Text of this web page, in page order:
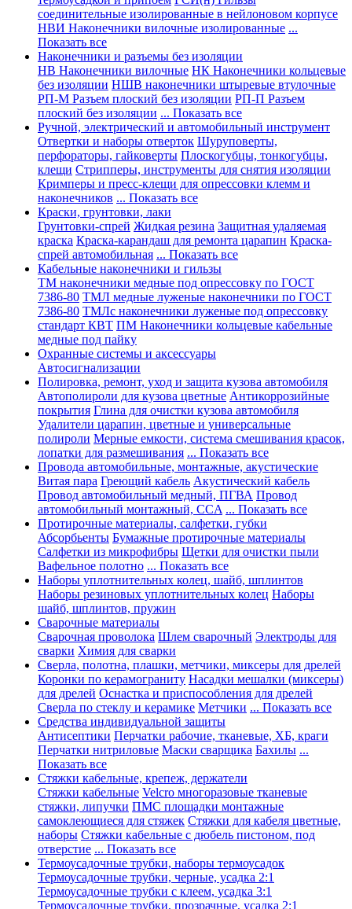
соединительные изолированные в нейлоновом корпусе
НВИ Наконечники вилочные изолированные ...
Показать все
Наконечники и разъемы без изоляции
НВ Наконечники вилочные НК Наконечники кольцевые
без изоляции НШВ наконечники штыревые втулочные
РП-М Разъем плоский без изоляции РП-П Разъем
плоский без изоляции ... Показать все
Ручной, электрический и автомобильный инструмент
Отвертки и наборы отверток Шуруповерты,
перфораторы, гайковерты Плоскогубцы, тонкогубцы,
клещи Стрипперы, инструменты для снятия изоляции
Кримперы и пресс-клещи для опрессовки клемм и
наконечников ... Показать все
Краски, грунтовки, лаки
Грунтовки-спрей Жидкая резина Защитная удаляемая
краска Краска-карандаш для ремонта царапин Краска-
спрей автомобильная ... Показать все
Кабельные наконечники и гильзы
ТМ наконечники медные под опрессовку по ГОСТ
7386-80 ТМЛ медные луженые наконечники по ГОСТ
7386-80 ТМЛс наконечники луженые под опрессовку
стандарт КВТ ПМ Наконечники кольцевые кабельные
медные под пайку
Охранные системы и аксессуары
Автосигнализации
Полировка, ремонт, уход и защита кузова автомобиля
Автополироли для кузова цветные Антикоррозийные
покрытия Глина для очистки кузова автомобиля
Удалители царапин, цветные и универсальные
полироли Мерные емкости, система смешивания красок,
лопатки для размешивания ... Показать все
Провода автомобильные, монтажные, акустические
Витая пара Греющий кабель Акустический кабель
Провод автомобильный медный, ПГВА Провод
автомобильный монтажный, CCA ... Показать все
Протирочные материалы, салфетки, губки
Абсорбьенты Бумажные протирочные материалы
Салфетки из микрофибры Щетки для очистки пыли
Вафельное полотно ... Показать все
Наборы уплотнительных колец, шайб, шплинтов
Наборы резиновых уплотнительных колец Наборы
шайб, шплинтов, пружин
Сварочные материалы
Сварочная проволока Шлем сварочный Электроды для
сварки Химия для сварки
Сверла, полотна, плашки, метчики, миксеры для дрелей
Коронки по керамограниту Насадки мешалки (миксеры)
для дрелей Оснастка и приспособления для дрелей
Сверла по стеклу и керамике Метчики ... Показать все
Средства индивидуальной защиты
Антисептики Перчатки рабочие, тканевые, ХБ, краги
Перчатки нитриловые Маски сварщика Бахилы ...
Показать все
Стяжки кабельные, крепеж, держатели
Стяжки кабельные Velcro многоразовые тканевые
стяжки, липучки ПМС площадки монтажные
самоклеющиеся для стяжек Стяжки для кабеля цветные,
наборы Стяжки кабельные с дюбель пистоном, под
отверстие ... Показать все
Термоусадочные трубки, наборы термоусадок
Термоусадочные трубки, черные, усадка 2:1
Термоусадочные трубки с клеем, усадка 3:1
Термоусадочные трубки, прозрачные, усадка 2:1